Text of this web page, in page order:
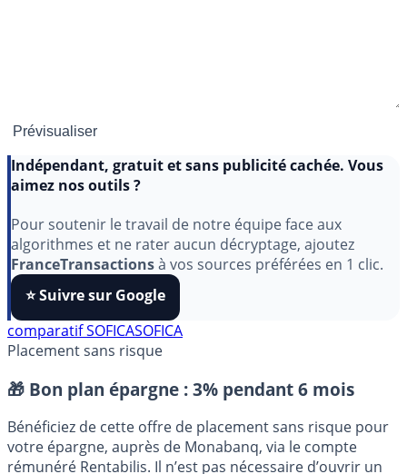
aimez nos outils ?
Pour soutenir le travail de notre équipe face aux
algorithmes et ne rater aucun décryptage, ajoutez
FranceTransactionsà vos sources préférées en 1 clic.
⭐️ Suivre sur Google
Placement sans risque
🎁 Bon plan épargne : 3% pendant 6 mois
Bénéficiez de cette offre de placement sans risque pour